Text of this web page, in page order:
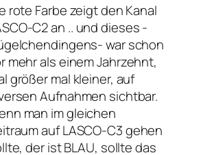
rote Farbe zeigt den Kanal
C2 an .. und dieses -
war schon
mehr als einem Jahrzehnt,
größer mal kleiner, auf
Aufnahmen sichtbar.
man im gleichen
auf LASCO-C3 gehen
der ist BLAU, sollte das